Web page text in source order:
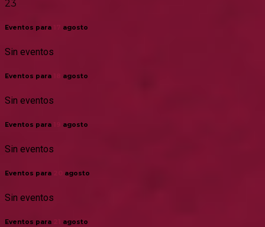
23
Eventos para agosto
Sin eventos
Eventos para agosto
Sin eventos
Eventos para agosto
Sin eventos
Eventos para agosto
Sin eventos
Eventos para agosto